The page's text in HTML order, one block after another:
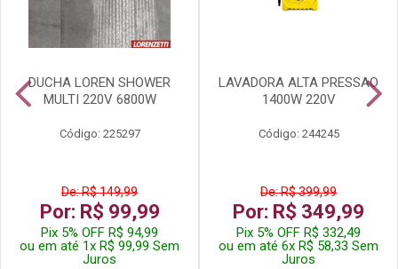
DUCHA LOREN SHOWER
MULTI 220V 6800W
Código: 225297
De: R$ 149,99
Por: R$ 99,99
Pix 5% OFF R$ 94,99
ou em até 1x R$ 99,99 Sem
Juros
LAVADORA ALTA PRESSAO
1400W 220V
Código: 244245
De: R$ 399,99
Por: R$ 349,99
Pix 5% OFF R$ 332,49
ou em até 6x R$ 58,33 Sem
Juros